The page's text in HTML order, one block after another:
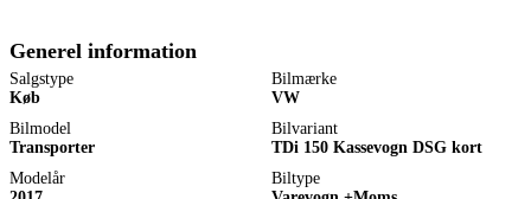
Generel information
Salgstype
Køb
Bilmærke
VW
Bilmodel
Transporter
Bilvariant
TDi 150 Kassevogn DSG kort
Modelår
Biltype